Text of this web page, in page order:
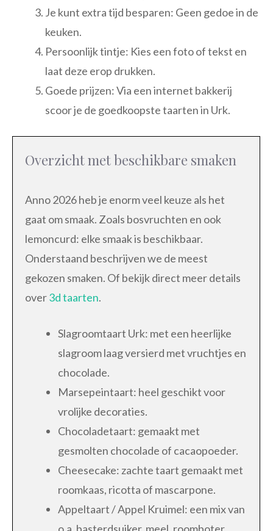
Je kunt extra tijd besparen: Geen gedoe in de
keuken.
Persoonlijk tintje: Kies een foto of tekst en
laat deze erop drukken.
Goede prijzen: Via een internet bakkerij
scoor je de goedkoopste taarten in Urk.
Overzicht met beschikbare smaken
Anno 2026 heb je enorm veel keuze als het
gaat om smaak. Zoals bosvruchten en ook
lemoncurd: elke smaak is beschikbaar.
Onderstaand beschrijven we de meest
gekozen smaken. Of bekijk direct meer details
over3d taarten.
Slagroomtaart Urk: met een heerlijke
slagroom laag versierd met vruchtjes en
chocolade.
Marsepeintaart: heel geschikt voor
vrolijke decoraties.
Chocoladetaart: gemaakt met
gesmolten chocolade of cacaopoeder.
Cheesecake: zachte taart gemaakt met
roomkaas, ricotta of mascarpone.
Appeltaart / Appel Kruimel: een mix van